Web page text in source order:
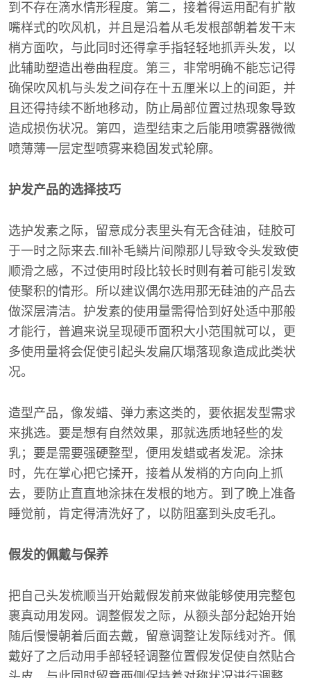
到不存在滴水情形程度。第二，接着得运用配有扩散
嘴样式的吹风机，并且是沿着从毛发根部朝着发干末
梢方面吹，与此同时还得拿手指轻轻地抓弄头发，以
此辅助塑造出卷曲程度。第三，非常明确不能忘记得
确保吹风机与头发之间存在十五厘米以上的间距，并
且还得持续不断地移动，防止局部位置过热现象导致
造成损伤状况。第四，造型结束之后能用喷雾器微微
喷薄薄一层定型喷雾来稳固发式轮廓。
护发产品的选择技巧
选护发素之际，留意成分表里头有无含硅油，硅胶可
于一时之际来去.fill补毛鳞片间隙那儿导致令头发致使
顺滑之感，不过使用时段比较长时则有着可能引发致
使聚积的情形。所以建议偶尔选用那无硅油的产品去
做深层清洁。护发素的使用量需得恰到好处适中那般
才能行，普遍来说呈现硬币面积大小范围就可以，更
多使用量将会促使引起头发扁仄塌落现象造成此类状
况。
造型产品，像发蜡、弹力素这类的，要依据发型需求
来挑选。要是想有自然效果，那就选质地轻些的发
乳；要是需要强硬整型，便用发蜡或者发泥。涂抹
时，先在掌心把它揉开，接着从发梢的方向向上抓
去，要防止直直地涂抹在发根的地方。到了晚上准备
睡觉前，肯定得清洗好了，以防阻塞到头皮毛孔。
假发的佩戴与保养
把自己头发梳顺当开始戴假发前来做能够使用完整包
裹真动用发网。调整假发之际，从额头部分起始开始
随后慢慢朝着后面去戴，留意调整让发际线对齐。佩
戴好了之后动用手部轻轻调整位置假发促使自然贴合